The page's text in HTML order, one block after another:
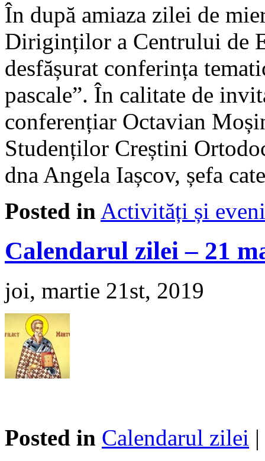
În după amiaza zilei de
Diriginților a Centrului de
desfășurat conferința
pascale”. În calitate de
conferențiar Octavian
Studenților Creștini
dna Angela Iașcov, șefa
Posted in Activități și
Calendarul zilei – 21
joi, martie 21st, 2019
Posted in Calendarul zilei |